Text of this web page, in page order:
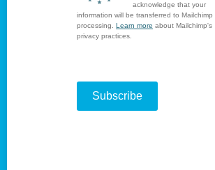
acknowledge that your
information will be transferred to Mailchimp
processing. Learn more about Mailchimp's
privacy practices.